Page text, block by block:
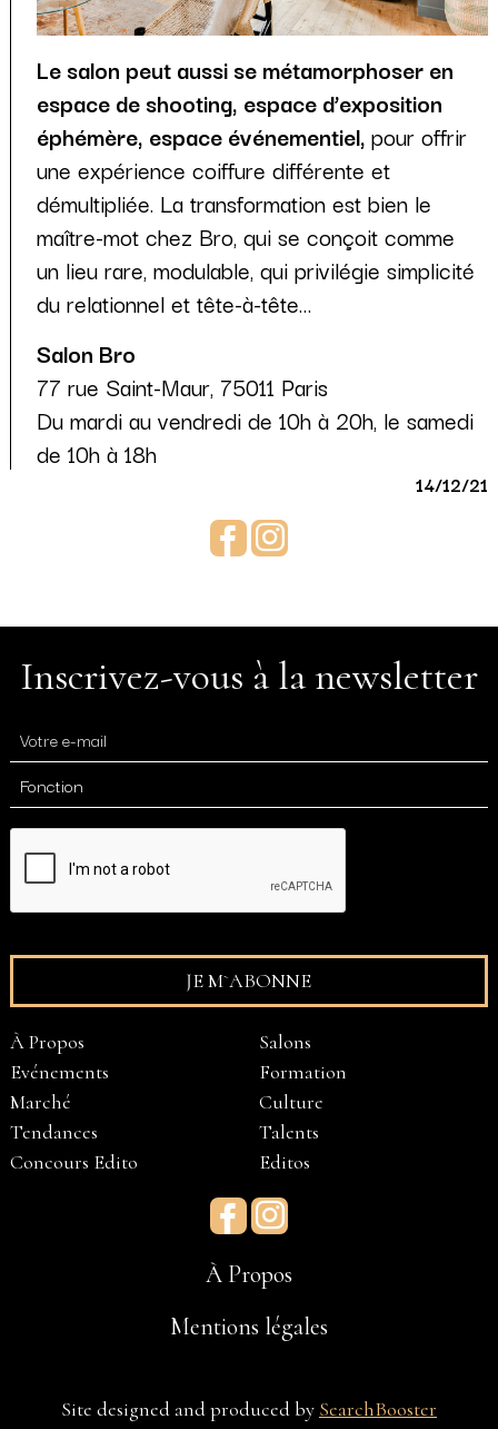
Le salon peut aussi se métamorphoser en
espace de shooting, espace d’exposition
éphémère, espace événementiel,pour offrir
une expérience coiffure différente et
démultipliée. La transformation est bien le
maître-mot chez Bro, qui se conçoit comme
un lieu rare, modulable, qui privilégie simplicité
du relationnel et tête-à-tête…
Salon Bro
77 rue Saint-Maur, 75011 Paris
Du mardi au vendredi de 10h à 20h, le samedi
de 10h à 18h
14/12/21
Facebook
Inscrivez-vous à la newsletter
À Propos
Evénements
Marché
Tendances
Concours Edito
Salons
Formation
Culture
Talents
Editos
Facebook
À Propos
Mentions légales
Site designed and produced by SearchBooster